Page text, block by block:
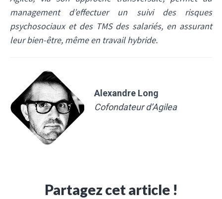
management d’effectuer un suivi des risques
psychosociaux et des TMS des salariés, en assurant
leur bien-être, même en travail hybride.
Alexandre Long
Cofondateur d’Agilea
Partagez cet article !